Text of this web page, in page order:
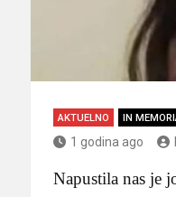
AKTUELNO IN
1 godina ago
Napustila nas je